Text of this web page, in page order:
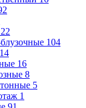
22
104
14
16
8
5
1